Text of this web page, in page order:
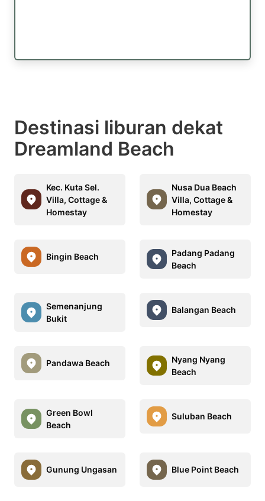
Destinasi liburan dekat
Dreamland Beach
Kec. Kuta Sel.
Villa, Cottage &
Homestay
Nusa Dua Beach
Villa, Cottage &
Homestay
Bingin Beach
Padang Padang
Beach
Semenanjung
Bukit
Balangan Beach
Pandawa Beach
Nyang Nyang
Beach
Green Bowl
Beach
Suluban Beach
Gunung Ungasan Blue Point Beach